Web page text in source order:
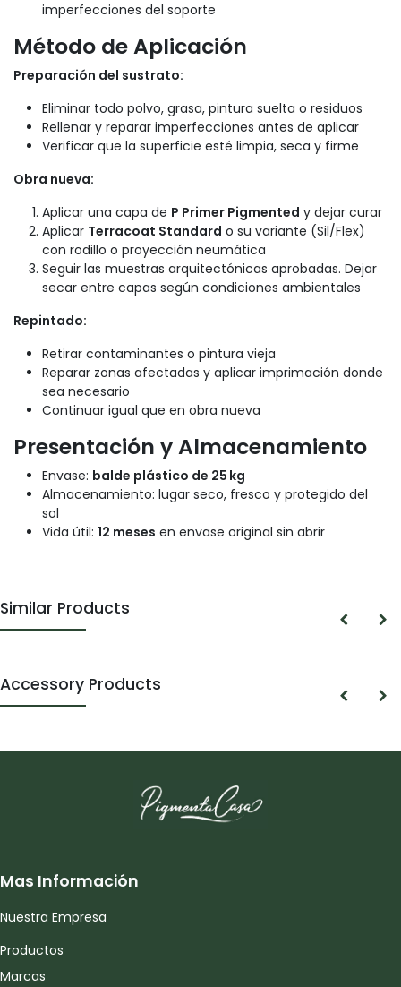
imperfecciones del soporte
Método de Aplicación
Preparación del sustrato:
Eliminar todo polvo, grasa, pintura suelta o residuos
Rellenar y reparar imperfecciones antes de aplicar
Verificar que la superficie esté limpia, seca y firme
Obra nueva:
Aplicar una capa de P Primer Pigmented y dejar curar
Aplicar Terracoat Standard o su variante (Sil/Flex)
con rodillo o proyección neumática
Seguir las muestras arquitectónicas aprobadas. Dejar
secar entre capas según condiciones ambientales
Repintado:
Retirar contaminantes o pintura vieja
Reparar zonas afectadas y aplicar imprimación donde
sea necesario
Continuar igual que en obra nueva
Presentación y Almacenamiento
Envase: balde plástico de 25 kg
Almacenamiento: lugar seco, fresco y protegido del
sol
Vida útil: 12 meses en envase original sin abrir
Similar Products
Accessory Products
Mas Información
Nuestra Empresa
Productos
Marcas